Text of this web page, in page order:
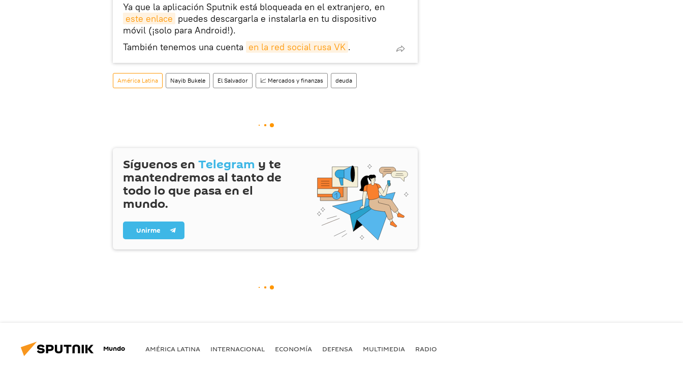
Ya que la aplicación Sputnik está bloqueada en el extranjero, en
este enlace puedes descargarla e instalarla en tu dispositivo
móvil (¡solo para Android!).
También tenemos una cuenta en la red social rusa VK .
América Latina Nayib Bukele El Salvador 📈 Mercados y finanzas deuda
Síguenos en Telegram y te
mantendremos al tanto de
todo lo que pasa en el
mundo.
Unirme
Mundo AMÉRICA LATINA INTERNACIONAL ECONOMÍA DEFENSA MULTIMEDIA RADIO